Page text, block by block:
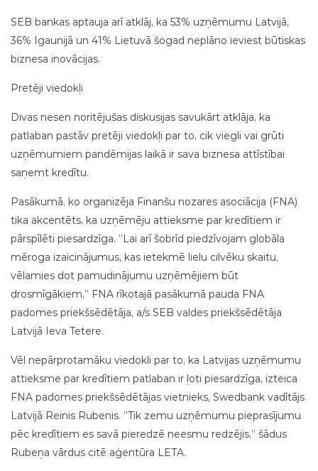
SEB bankas aptauja arī atklāj, ka 53% uzņēmumu Latvijā,
36% Igaunijā un 41% Lietuvā šogad neplāno ieviest būtiskas
biznesa inovācijas.
Pretēji viedokļi
Divas nesen noritējušas diskusijas savukārt atklāja, ka
patlaban pastāv pretēji viedokļi par to, cik viegli vai grūti
uzņēmumiem pandēmijas laikā ir sava biznesa attīstībai
saņemt kredītu.
Pasākumā, ko organizēja Finanšu nozares asociācija (FNA)
tika akcentēts, ka uzņēmēju attieksme par kredītiem ir
pārspīlēti piesardzīga. ”Lai arī šobrīd piedzīvojam globāla
mēroga izaicinājumus, kas ietekmē lielu cilvēku skaitu,
vēlamies dot pamudinājumu uzņēmējiem būt
drosmīgākiem,” FNA rīkotajā pasākumā pauda FNA
padomes priekšsēdētāja, a/s SEB valdes priekšsēdētāja
Latvijā Ieva Tetere.
Vēl nepārprotamāku viedokli par to, ka Latvijas uzņēmumu
attieksme par kredītiem patlaban ir ļoti piesardzīga, izteica
FNA padomes priekšsēdētājas vietnieks, Swedbank vadītājs
Latvijā Reinis Rubenis. ”Tik zemu uzņēmumu pieprasījumu
pēc kredītiem es savā pieredzē neesmu redzējis,” šādus
Rubeņa vārdus citē aģentūra LETA.